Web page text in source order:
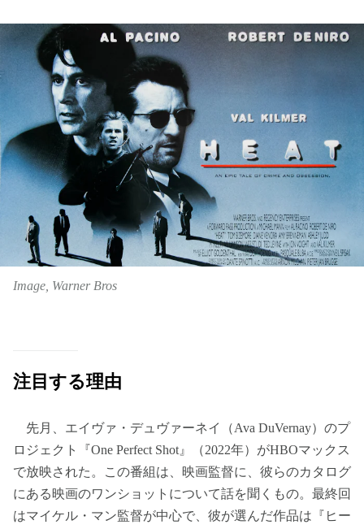
Image, Warner Bros
注目する理由
先月、エイヴァ・デュヴァーネイ（Ava DuVernay）のプ
ロジェクト『One Perfect Shot』（2022年）がHBOマックス
で放映された。この番組は、映画監督に、彼らのカタログ
にある映画のワンショットについて話を聞くもの。最終回
はマイケル・マン監督が中心で、彼が選んだ作品は『ヒー